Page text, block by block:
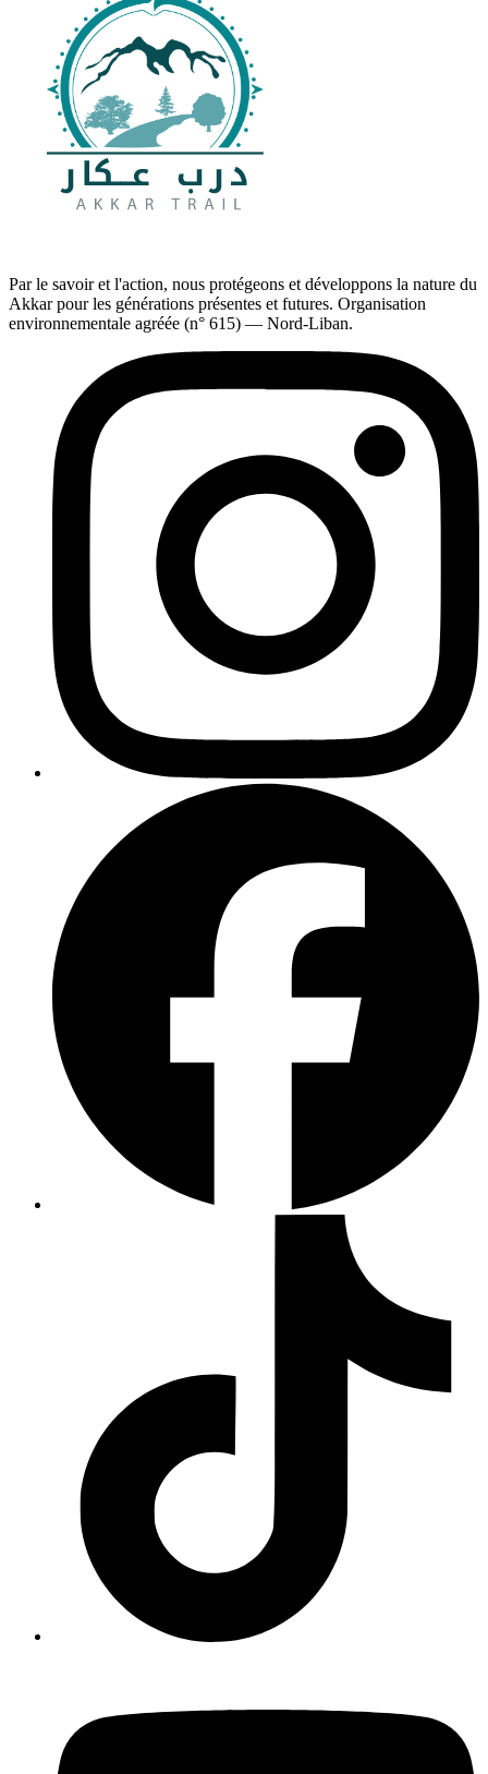
Par le savoir et l'action, nous protégeons et développons la nature du
Akkar pour les générations présentes et futures. Organisation
environnementale agréée (n° 615) — Nord-Liban.